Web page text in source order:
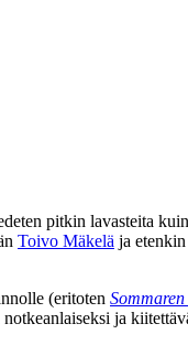
pitkin lavasteita
Toivo Mäkelä ja
(eritoten
ja